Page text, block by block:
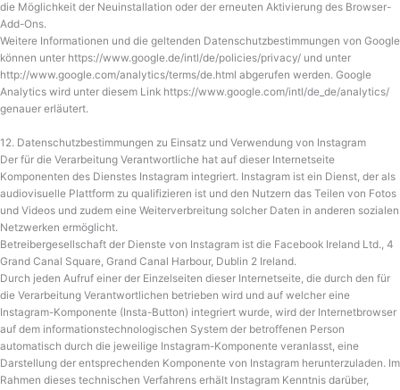
die Möglichkeit der Neuinstallation oder der erneuten Aktivierung des Browser-
Add-Ons.
Weitere Informationen und die geltenden Datenschutzbestimmungen von Google
können unter https://www.google.de/intl/de/policies/privacy/ und unter
http://www.google.com/analytics/terms/de.html abgerufen werden. Google
Analytics wird unter diesem Link https://www.google.com/intl/de_de/analytics/
genauer erläutert.
12. Datenschutzbestimmungen zu Einsatz und Verwendung von Instagram
Der für die Verarbeitung Verantwortliche hat auf dieser Internetseite
Komponenten des Dienstes Instagram integriert. Instagram ist ein Dienst, der als
audiovisuelle Plattform zu qualifizieren ist und den Nutzern das Teilen von Fotos
und Videos und zudem eine Weiterverbreitung solcher Daten in anderen sozialen
Netzwerken ermöglicht.
Betreibergesellschaft der Dienste von Instagram ist die Facebook Ireland Ltd., 4
Grand Canal Square, Grand Canal Harbour, Dublin 2 Ireland.
Durch jeden Aufruf einer der Einzelseiten dieser Internetseite, die durch den für
die Verarbeitung Verantwortlichen betrieben wird und auf welcher eine
Instagram-Komponente (Insta-Button) integriert wurde, wird der Internetbrowser
auf dem informationstechnologischen System der betroffenen Person
automatisch durch die jeweilige Instagram-Komponente veranlasst, eine
Darstellung der entsprechenden Komponente von Instagram herunterzuladen. Im
Rahmen dieses technischen Verfahrens erhält Instagram Kenntnis darüber,